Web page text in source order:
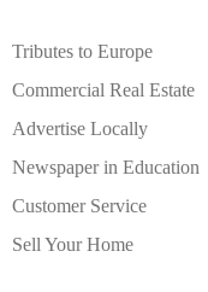
Tributes to Europe
Commercial Real Estate
Advertise Locally
Newspaper in Education
Customer Service
Sell Your Home